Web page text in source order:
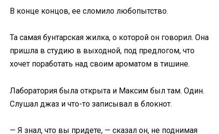
В конце концов, ее сломило любопытство.
Та самая бунтарская жилка, о которой он говорил. Она
пришла в студию в выходной, под предлогом, что
хочет поработать над своим ароматом в тишине.
Лаборатория была открыта и Максим был там. Один.
Слушал джаз и что-то записывал в блокнот.
— Я знал, что вы придете, — сказал он, не поднимая